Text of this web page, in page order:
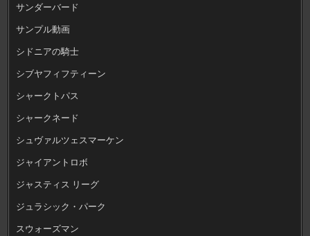
サンダーバード
サンプル動画
シドニアの騎士
シブヤフィフティーン
シャークトパス
シャークネード
シュヴァルツェスマーケン
ジャイアントロボ
ジャスティス リーグ
ジュラシック・パーク
スウォーズマン